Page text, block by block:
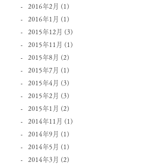
2016年2月 (1)
2016年1月 (1)
2015年12月 (3)
2015年11月 (1)
2015年8月 (2)
2015年7月 (1)
2015年4月 (3)
2015年2月 (3)
2015年1月 (2)
2014年11月 (1)
2014年9月 (1)
2014年5月 (1)
2014年3月 (2)